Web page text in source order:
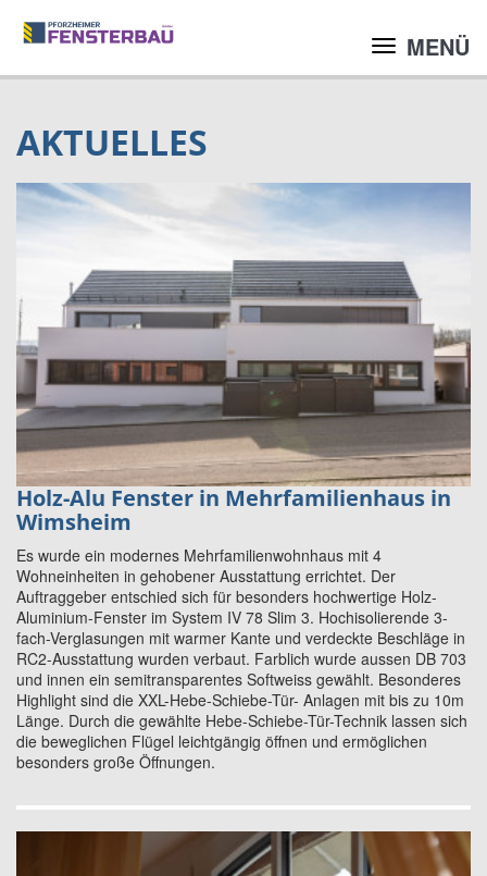
MENÜ
AKTUELLES
Holz-Alu Fenster in Mehrfamilienhaus in
Wimsheim
Es wurde ein modernes Mehrfamilienwohnhaus mit 4
Wohneinheiten in gehobener Ausstattung errichtet. Der
Auftraggeber entschied sich für besonders hochwertige Holz-
Aluminium-Fenster im System IV 78 Slim 3. Hochisolierende 3-
fach-Verglasungen mit warmer Kante und verdeckte Beschläge in
RC2-Ausstattung wurden verbaut. Farblich wurde aussen DB 703
und innen ein semitransparentes Softweiss gewählt. Besonderes
Highlight sind die XXL-Hebe-Schiebe-Tür- Anlagen mit bis zu 10m
Länge. Durch die gewählte Hebe-Schiebe-Tür-Technik lassen sich
die beweglichen Flügel leichtgängig öffnen und ermöglichen
besonders große Öffnungen.